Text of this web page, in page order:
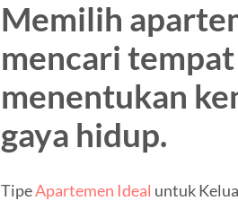
Memilih
mencari
menentukan
gaya hidup.
TipeApartemen Ideal untuk